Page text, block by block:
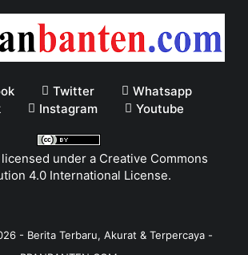
Twitter
Whatsapp
Instagram Youtube
under a Creative Commons
4.0 International License.
- Berita Terbaru, Akurat & Terpercaya -